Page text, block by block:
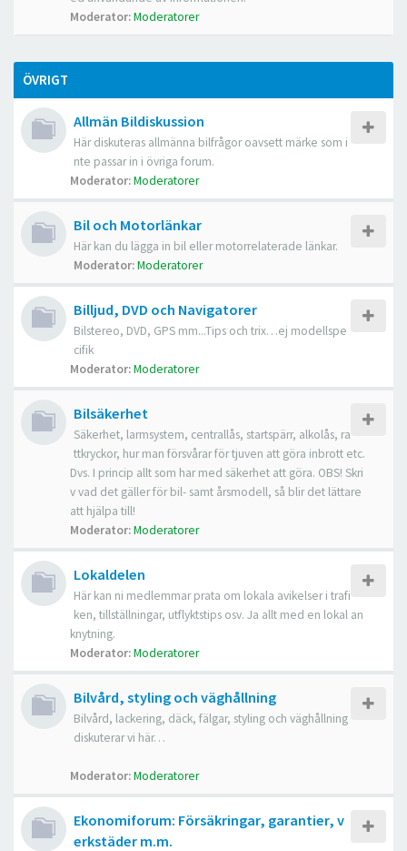
Moderator:Moderatorer
ÖVRIGT
Allmän Bildiskussion
Här diskuteras allmänna bilfrågor oavsett märke som i
nte passar in i övriga forum.
Moderator:Moderatorer
Bil och Motorlänkar
Här kan du lägga in bil eller motorrelaterade länkar.
Moderator:Moderatorer
Billjud, DVD och Navigatorer
Bilstereo, DVD, GPS mm...Tips och trix…ej modellspe
cifik
Moderator:Moderatorer
Bilsäkerhet
Säkerhet, larmsystem, centrallås, startspärr, alkolås, ra
ttkryckor, hur man försvårar för tjuven att göra inbrott etc.
Dvs. I princip allt som har med säkerhet att göra. OBS! Skri
v vad det gäller för bil- samt årsmodell, så blir det lättare
att hjälpa till!
Moderator:Moderatorer
Lokaldelen
Här kan ni medlemmar prata om lokala avikelser i trafi
ken, tillställningar, utflyktstips osv. Ja allt med en lokal an
knytning.
Moderator:Moderatorer
Bilvård, styling och väghållning
Bilvård, lackering, däck, fälgar, styling och väghållning
diskuterar vi här…
Moderator:Moderatorer
Ekonomiforum: Försäkringar, garantier, v
erkstäder m.m.